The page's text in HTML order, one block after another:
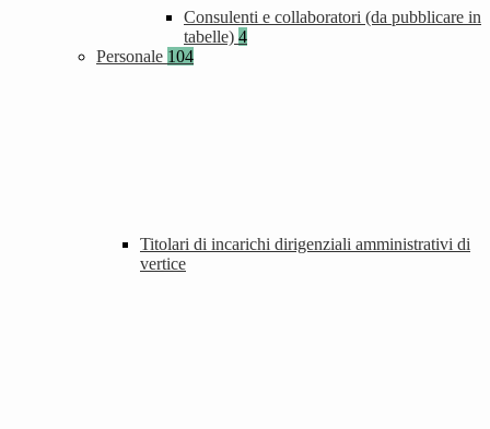
Consulenti e collaboratori (da pubblicare in
tabelle) 4
Personale 104
Titolari di incarichi dirigenziali amministrativi di
vertice